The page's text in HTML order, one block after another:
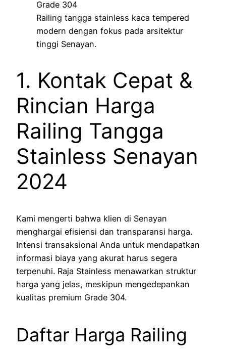
Railing tangga stainless kaca tempered
modern dengan fokus pada arsitektur
tinggi Senayan.
1. Kontak Cepat &
Rincian Harga
Railing Tangga
Stainless Senayan
2024
Kami mengerti bahwa klien di Senayan
menghargai efisiensi dan transparansi harga.
Intensi transaksional Anda untuk mendapatkan
informasi biaya yang akurat harus segera
terpenuhi. Raja Stainless menawarkan struktur
harga yang jelas, meskipun mengedepankan
kualitas premium Grade 304.
Daftar Harga Railing